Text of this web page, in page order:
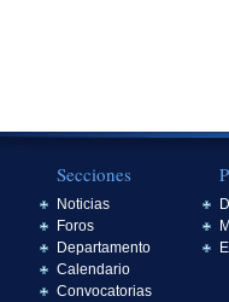
Secciones
Noticias
Foros
Departamento
Calendario
Convocatorias